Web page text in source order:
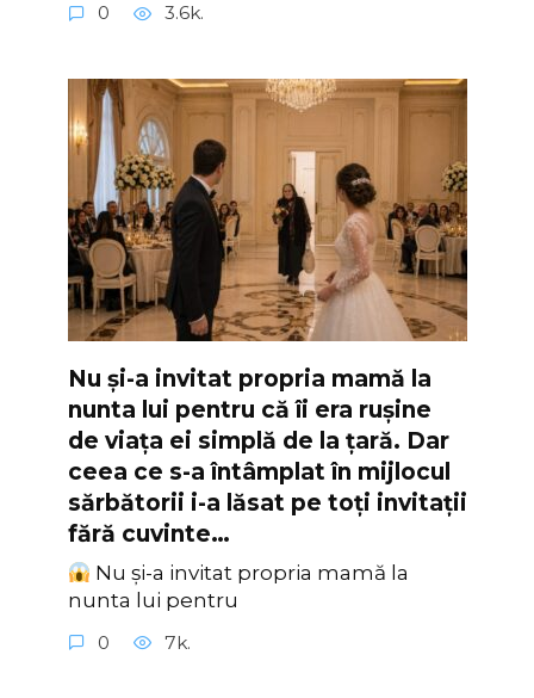
0 3.6k.
Nu și-a invitat propria mamă la
nunta lui pentru că îi era rușine
de viața ei simplă de la țară. Dar
ceea ce s-a întâmplat în mijlocul
sărbătorii i-a lăsat pe toți invitații
fără cuvinte…
Nu și-a invitat propria mamă la
nunta lui pentru
0 7k.